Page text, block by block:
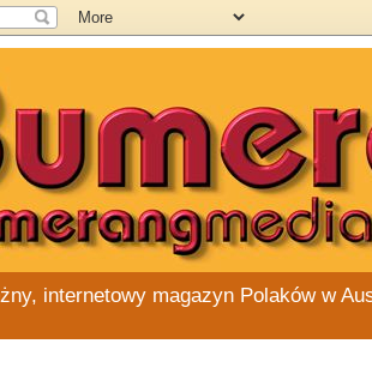
internetowy magazyn Polaków w